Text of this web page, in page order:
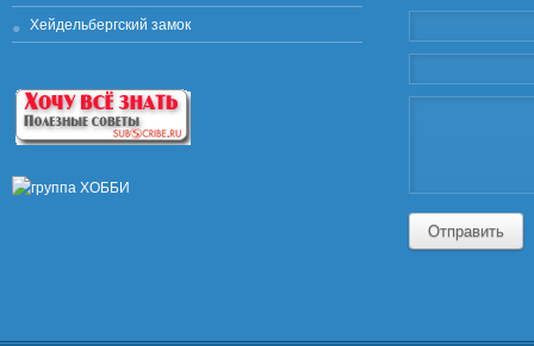
Хейдельбергский замок
Отправить